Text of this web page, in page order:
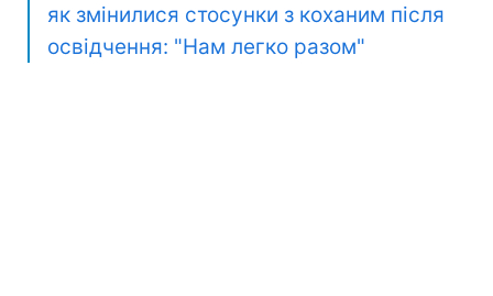
як змінилися стосунки з коханим після
освідчення: "Нам легко разом"